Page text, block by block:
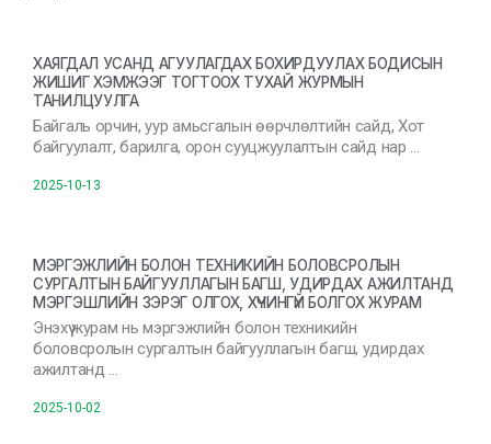
ХАЯГДАЛ УСАНД АГУУЛАГДАХ БОХИРДУУЛАХ БОДИСЫН
ЖИШИГ ХЭМЖЭЭГ ТОГТООХ ТУХАЙ ЖУРМЫН
ТАНИЛЦУУЛГА
Байгаль орчин, уур амьсгалын өөрчлөлтийн сайд, Хот
байгуулалт, барилга, орон сууцжуулалтын сайд нар …
2025-10-13
МЭРГЭЖЛИЙН БОЛОН ТЕХНИКИЙН БОЛОВСРОЛЫН
СУРГАЛТЫН БАЙГУУЛЛАГЫН БАГШ, УДИРДАХ АЖИЛТАНД
МЭРГЭШЛИЙН ЗЭРЭГ ОЛГОХ, ХҮЧИНГҮЙ БОЛГОХ ЖУРАМ
Энэхүү журам нь мэргэжлийн болон техникийн
боловсролын сургалтын байгууллагын багш, удирдах
ажилтанд …
2025-10-02